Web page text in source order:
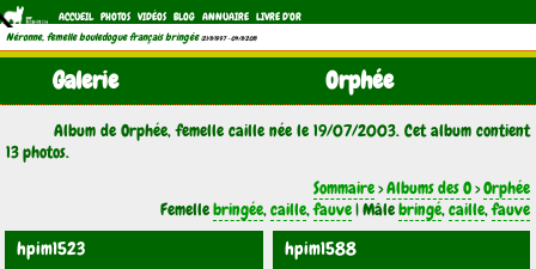
ACCUEIL PHOTOS VIDÉOS BLOG ANNUAIRE LIVRE D'OR
Néronne, femelle bouledogue français bringée (21/11/1997 - 04/11/2011)
Galerie Orphée
Album de Orphée, femelle caille née le 19/07/2003. Cet album contient
13 photos.
Sommaire>Albums des O>Orphée
Femellebringée,caille,fauve| Mâlebringé,caille,fauve
hpim1523 hpim1588